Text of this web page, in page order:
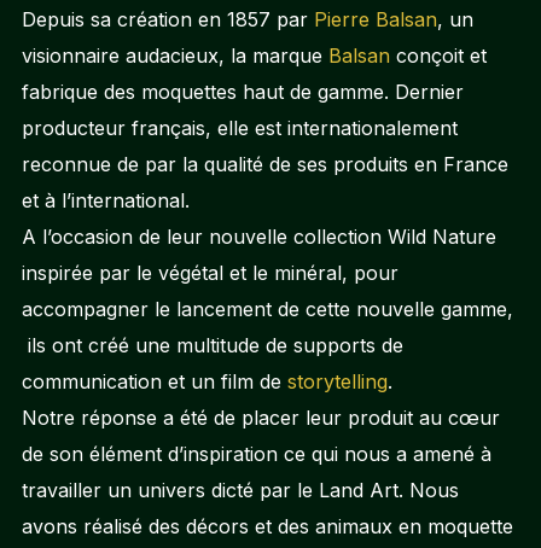
Depuis sa création en 1857 par Pierre Balsan, un
visionnaire audacieux, la marque Balsanconçoit et
fabrique des moquettes haut de gamme. Dernier
producteur français, elle est internationalement
reconnue de par la qualité de ses produits en France
et à l’international.
A l’occasion de leur nouvelle collection Wild Nature
inspirée par le végétal et le minéral, pour
accompagner le lancement de cette nouvelle gamme,
ils ont créé une multitude de supports de
communication et un film de storytelling.
Notre réponse a été de placer leur produit au cœur
de son élément d’inspiration ce qui nous a amené à
travailler un univers dicté par le Land Art. Nous
avons réalisé des décors et des animaux en moquette